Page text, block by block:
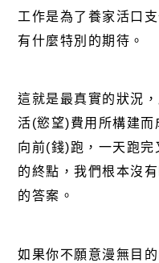
工作是為了養家活口
有什麼特別的期待。
這就是最真實的狀況
活(慾望)費用所構建而
向前(錢)跑，一天跑
的終點，我們根本沒
的答案。
如果你不願意漫無目